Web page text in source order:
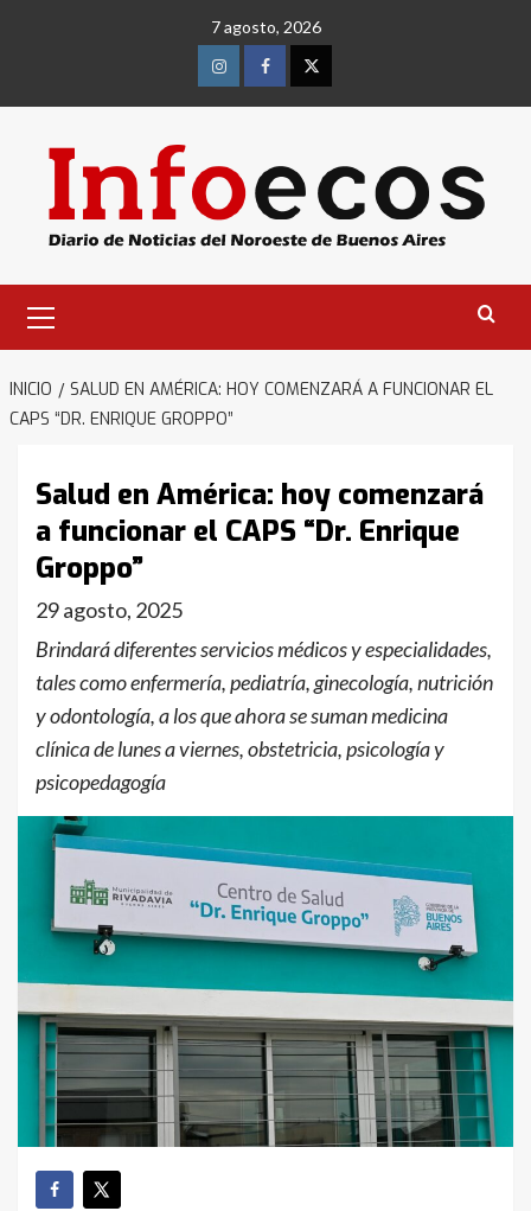
7 agosto, 2026
InstagramFacebookTwitter
primario
INICIO
SALUD EN AMÉRICA: HOY COMENZARÁ A FUNCIONAR EL
CAPS “DR. ENRIQUE GROPPO”
Salud en América: hoy comenzará
a funcionar el CAPS “Dr. Enrique
Groppo”
29 agosto, 2025
Brindará diferentes servicios médicos y especialidades,
tales como enfermería, pediatría, ginecología, nutrición
y odontología, a los que ahora se suman medicina
clínica de lunes a viernes, obstetricia, psicología y
psicopedagogía